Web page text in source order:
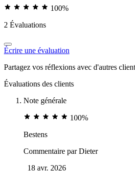
100%
2 Évaluations
Écrire une évaluation
Partagez vos réflexions avec d'autres
Évaluations des clients
Note générale
100%
Bestens
Commentaire parDieter
18 avr. 2026